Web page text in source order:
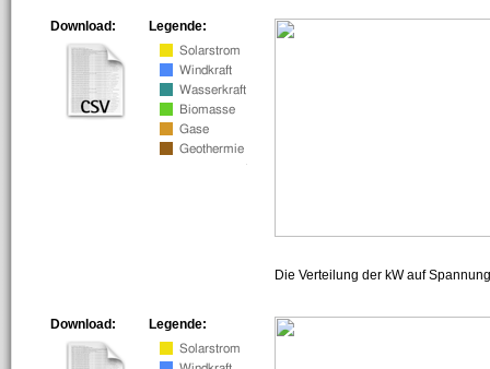
Legende:
Download:
Die Verteilung der kW auf
Legende:
Download: